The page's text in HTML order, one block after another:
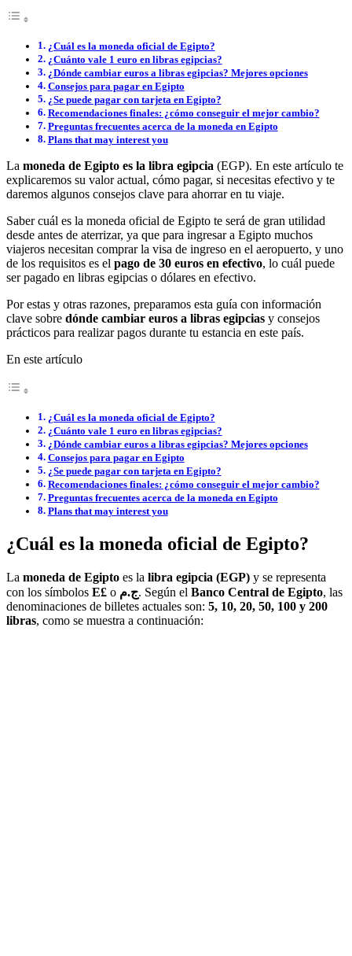
¿Cuál es la moneda oficial de Egipto?
¿Cuánto vale 1 euro en libras egipcias?
¿Dónde cambiar euros a libras egipcias? Mejores opciones
Consejos para pagar en Egipto
¿Se puede pagar con tarjeta en Egipto?
Recomendaciones finales: ¿cómo conseguir el mejor cambio?
Preguntas frecuentes acerca de la moneda en Egipto
Plans that may interest you
La moneda de Egipto es la libra egipcia (EGP). En este artículo te
explicaremos su valor actual, cómo pagar, si necesitas efectivo y te
daremos algunos consejos clave para ahorrar en tu viaje.
Saber cuál es la moneda oficial de Egipto te será de gran utilidad
desde antes de aterrizar, ya que para ingresar a Egipto muchos
viajeros necesitan comprar la visa de ingreso en el aeropuerto, y uno
de los requisitos es el pago de 30 euros en efectivo, lo cuál puede
ser pagado en libras egipcias o dólares en efectivo.
Por estas y otras razones, preparamos esta guía con información
clave sobre dónde cambiar euros a libras egipcias y consejos
prácticos para realizar pagos durante tu estancia en este país.
En este artículo
¿Cuál es la moneda oficial de Egipto?
¿Cuánto vale 1 euro en libras egipcias?
¿Dónde cambiar euros a libras egipcias? Mejores opciones
Consejos para pagar en Egipto
¿Se puede pagar con tarjeta en Egipto?
Recomendaciones finales: ¿cómo conseguir el mejor cambio?
Preguntas frecuentes acerca de la moneda en Egipto
Plans that may interest you
¿Cuál es la moneda oficial de Egipto?
La moneda de Egipto es la libra egipcia (EGP) y se representa
con los símbolos E£ o ج.م. Según el Banco Central de Egipto, las
denominaciones de billetes actuales son: 5, 10, 20, 50, 100 y 200
libras, como se muestra a continuación: